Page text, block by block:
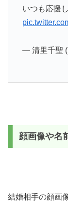
いつも応援
— 清里千聖
顔画像や名
結婚相手の顔画